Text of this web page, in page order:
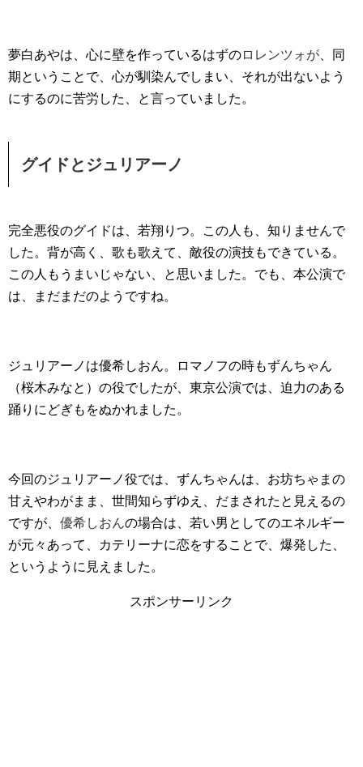
夢白あやは、心に壁を作っているはずのロレンツォが 、同
期ということで、心が馴染んでしまい、それが出ないよう
にするのに苦労した、と言っていました。
グイドとジュリアーノ
完全悪役のグイドは、若翔りつ。この人も、知りませんで
した。背が高く、歌も歌えて、敵役の演技もできている。
この人もうまいじゃない、と思いました。でも、本公演で
は、まだまだのようですね。
ジュリアーノは優希しおん。ロマノフの時もずんちゃん
（桜木みなと）の役でしたが、東京公演では、迫力のある
踊りにどぎもをぬかれました。
今回のジュリアーノ役では、ずんちゃんは、お坊ちゃまの
甘えやわがまま、世間知らずゆえ、だまされたと見えるの
ですが、 優希しおんの場合は、若い男としてのエネルギー
が元々あって、カテリーナに恋をすることで、爆発した、
というように見えました。
スポンサーリンク